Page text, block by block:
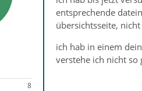
8
entsprechende
übersichtsseite,
ich hab in einem
verstehe ich nicht